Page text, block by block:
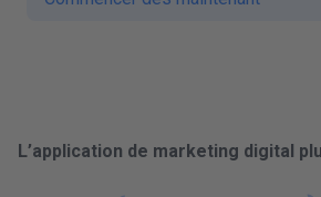
L’application de marketing digital